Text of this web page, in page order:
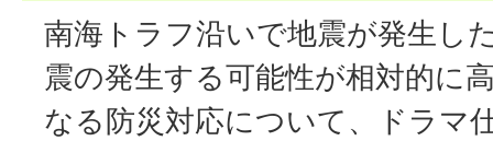
南海トラフ沿いで地震が発生し
震の発生する可能性が相対的に
なる防災対応について、ドラマ